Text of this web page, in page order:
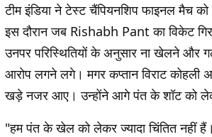
टीम इंडिया ने टेस्ट चैंपियनशिप फाइनल मैच को
इस दौरान जब Rishabh Pant का विकेट
उनपर परिस्थितियों के अनुसार ना खेलने और
आरोप लगने लगे। मगर कप्तान विराट कोहली
खड़े नजर आए। उन्होंने आगे पंत के शॉट को
"हम पंत के खेल को लेकर ज्यादा चिंतित नहीं